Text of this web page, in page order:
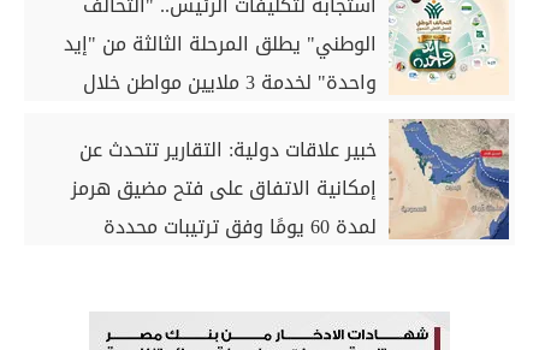
الوطني" يطلق المرحلة الثالثة من "إيد
واحدة" لخدمة 3 ملايين مواطن خلال
خبير علاقات دولية: التقارير تتحدث عن
إمكانية الاتفاق على فتح مضيق هرمز
لمدة 60 يومًا وفق ترتيبات محددة